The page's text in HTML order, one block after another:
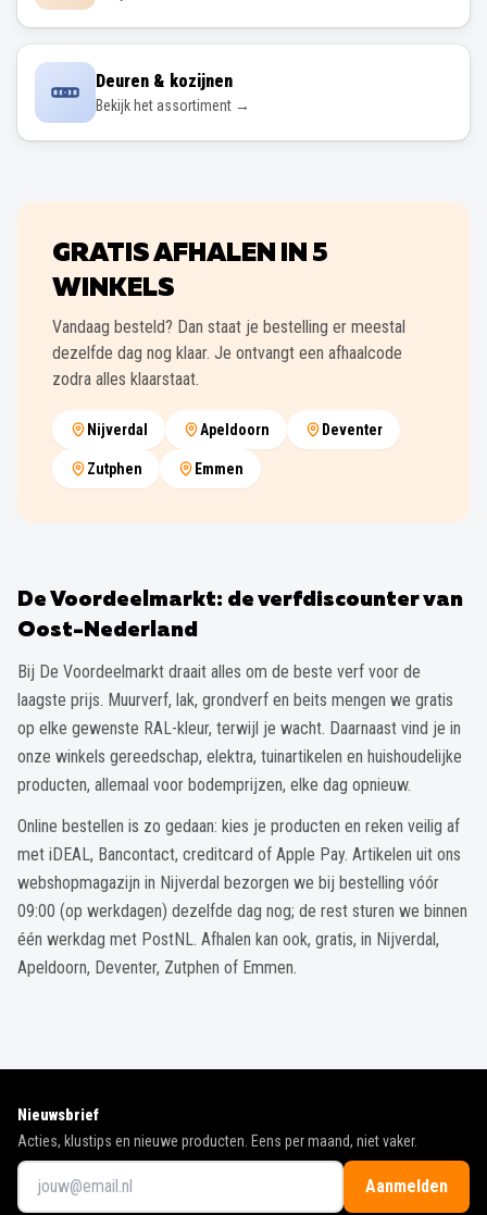
Deuren & kozijnen
Bekijk het assortiment →
GRATIS AFHALEN IN 5
WINKELS
Vandaag besteld? Dan staat je bestelling er meestal
dezelfde dag nog klaar. Je ontvangt een afhaalcode
zodra alles klaarstaat.
Nijverdal Apeldoorn Deventer
Zutphen Emmen
De Voordeelmarkt: de verfdiscounter van
Oost-Nederland
Bij De Voordeelmarkt draait alles om de beste verf voor de
laagste prijs. Muurverf, lak, grondverf en beits mengen we gratis
op elke gewenste RAL-kleur, terwijl je wacht. Daarnaast vind je in
onze winkels gereedschap, elektra, tuinartikelen en huishoudelijke
producten, allemaal voor bodemprijzen, elke dag opnieuw.
Online bestellen is zo gedaan: kies je producten en reken veilig af
met iDEAL, Bancontact, creditcard of Apple Pay. Artikelen uit ons
webshopmagazijn in Nijverdal bezorgen we bij bestelling vóór
09:00 (op werkdagen) dezelfde dag nog; de rest sturen we binnen
één werkdag met PostNL. Afhalen kan ook, gratis, in Nijverdal,
Apeldoorn, Deventer, Zutphen of Emmen.
Nieuwsbrief
Acties, klustips en nieuwe producten. Eens per maand, niet vaker.
Aanmelden